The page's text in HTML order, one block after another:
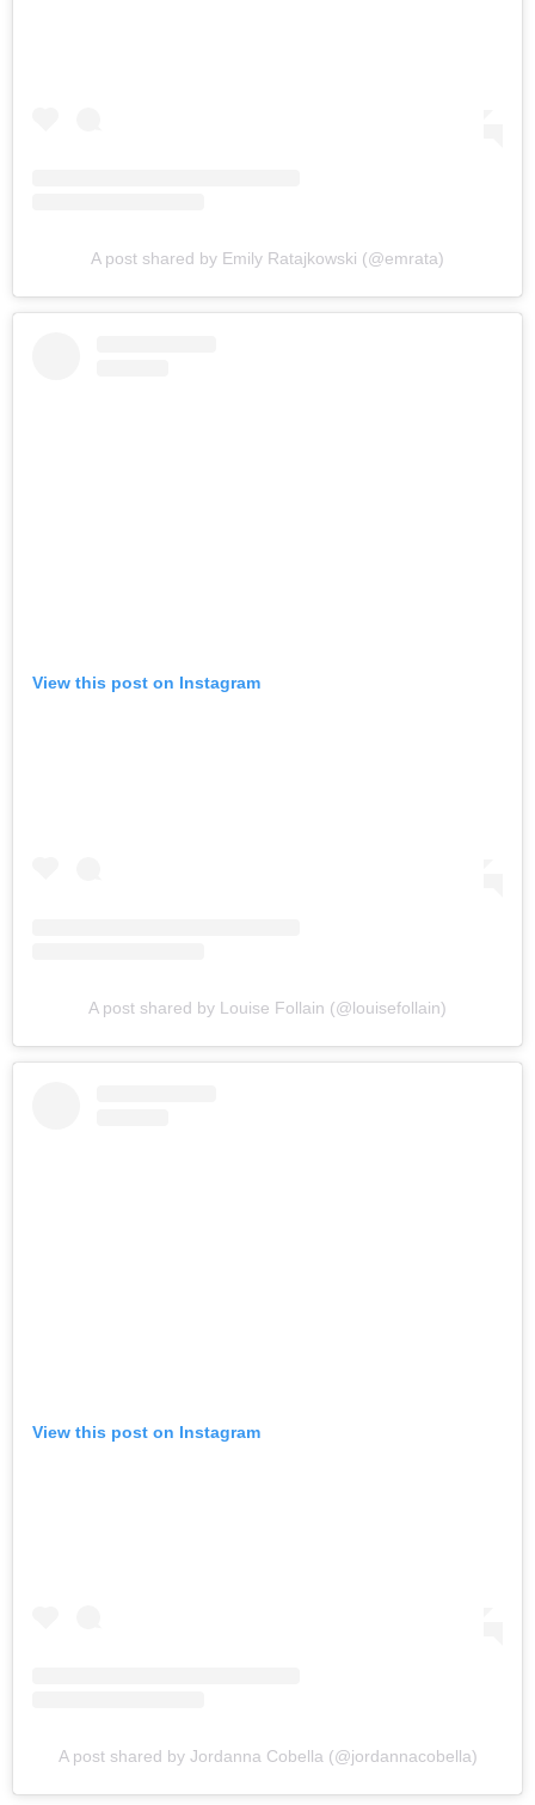
A post shared by Emily Ratajkowski (@emrata)
View this post on Instagram
A post shared by Louise Follain (@louisefollain)
View this post on Instagram
A post shared by Jordanna Cobella (@jordannacobella)